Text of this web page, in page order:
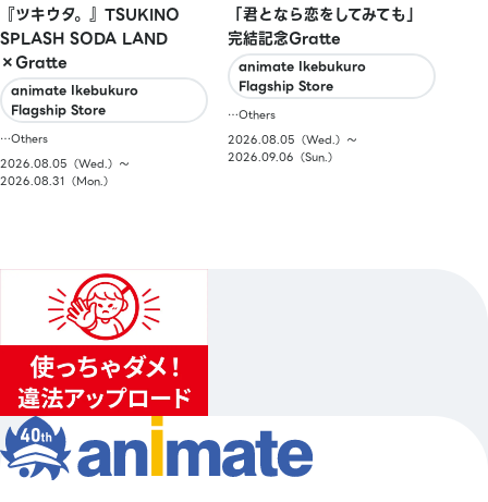
『ツキウタ。』TSUKINO
SPLASH SODA LAND
×Gratte
animate Ikebukuro
Flagship Store
…Others
2026.08.05（Wed.）〜
2026.08.31（Mon.）
「君となら恋をしてみても」
完結記念Gratte
animate Ikebukuro
Flagship Store
…Others
2026.08.05（Wed.）〜
2026.09.06（Sun.）